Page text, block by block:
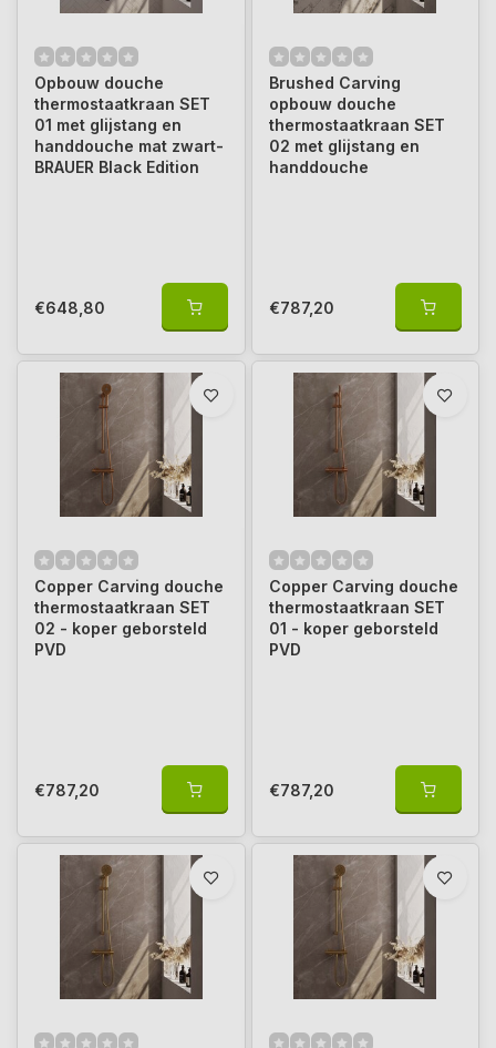
Opbouw douche
thermostaatkraan SET
01 met glijstang en
handdouche mat zwart-
BRAUER Black Edition
€648,80
Brushed Carving
opbouw douche
thermostaatkraan SET
02 met glijstang en
handdouche
€787,20
Copper Carving douche
thermostaatkraan SET
02 - koper geborsteld
PVD
€787,20
Copper Carving douche
thermostaatkraan SET
01 - koper geborsteld
PVD
€787,20